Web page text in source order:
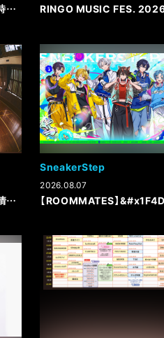
＜YouTube公開＞8/7（金）22時「すみなすものは心なりけり」Music Video公開
【UFURUFUストリートライブ情報】
SneakerStep
2026.08.07